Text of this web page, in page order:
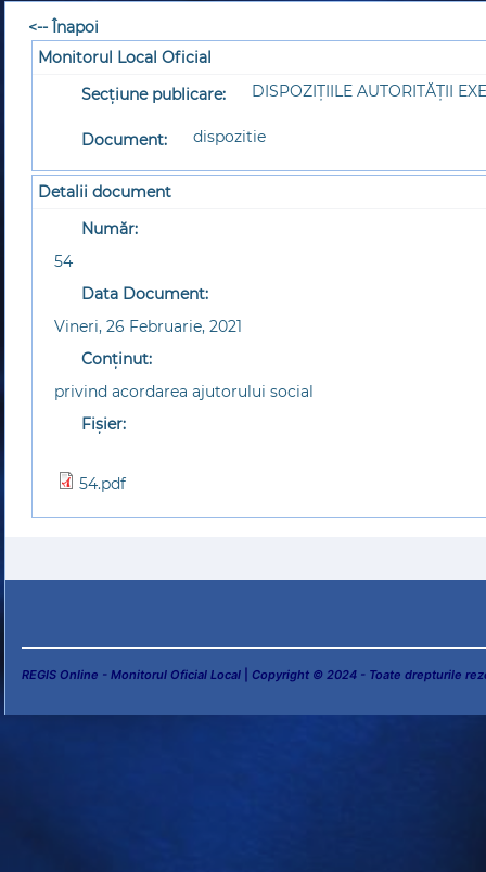
<-- Înapoi
Monitorul Local Oficial
Secțiune publicare:
DISPOZIȚIILE AUTORITĂȚII
Document: dispozitie
Detalii document
Număr:
54
Data Document:
Vineri, 26 Februarie, 2021
Conținut:
privind acordarea ajutorului social
Fișier:
54.pdf
REGIS Online - Monitorul Oficial Local Copyright © 2024 - Toate drepturile